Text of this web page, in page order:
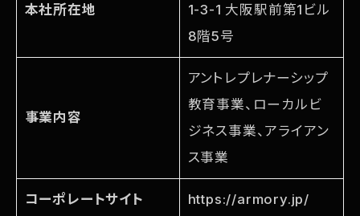
本社所在地
1-3-1 大阪駅前第1ビル
8階5号
事業内容
アントレプレナーシップ
教育事業、ローカルビ
ジネス事業、アライアン
ス事業
コーポレートサイト https://armory.jp/